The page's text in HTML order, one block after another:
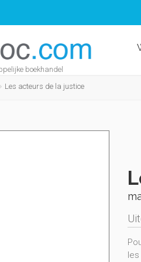
boekhandel
Les acteurs de la justice